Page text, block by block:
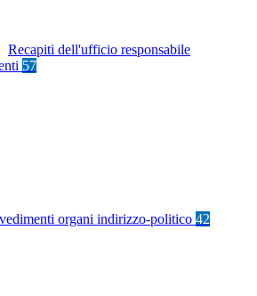
Recapiti dell'ufficio responsabile
57
organi indirizzo-politico 42